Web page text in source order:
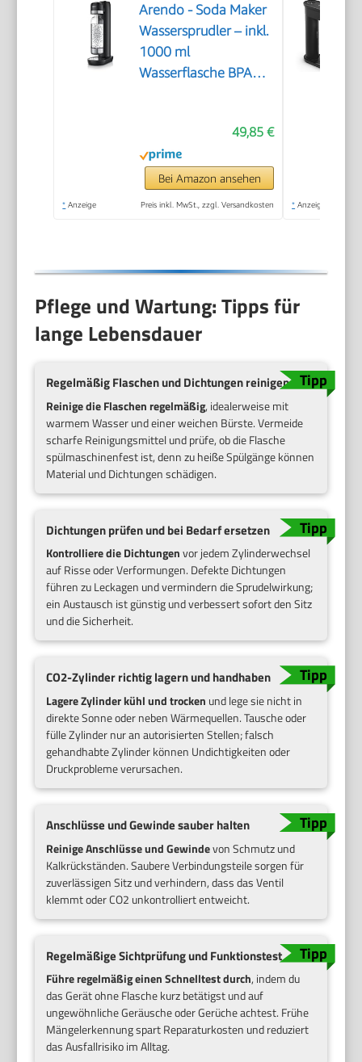
Arendo - Soda Maker
Wassersprudler – inkl.
1000 ml
Wasserflasche BPA
kompatibel mit 60 l
CO2 Zylindern
49,85 €
Bei Amazon ansehen
* Anzeige Preis inkl. MwSt., zzgl. Versandkosten * Anzeige
Pflege und Wartung: Tipps für
lange Lebensdauer
Regelmäßig Flaschen und Dichtungen reinigen
Reinige die Flaschen regelmäßig, idealerweise mit
warmem Wasser und einer weichen Bürste. Vermeide
scharfe Reinigungsmittel und prüfe, ob die Flasche
spülmaschinenfest ist, denn zu heiße Spülgänge können
Material und Dichtungen schädigen.
Dichtungen prüfen und bei Bedarf ersetzen
Kontrolliere die Dichtungenvor jedem Zylinderwechsel
auf Risse oder Verformungen. Defekte Dichtungen
führen zu Leckagen und vermindern die Sprudelwirkung;
ein Austausch ist günstig und verbessert sofort den Sitz
und die Sicherheit.
CO2-Zylinder richtig lagern und handhaben
Lagere Zylinder kühl und trocken und lege sie nicht in
direkte Sonne oder neben Wärmequellen. Tausche oder
fülle Zylinder nur an autorisierten Stellen; falsch
gehandhabte Zylinder können Undichtigkeiten oder
Druckprobleme verursachen.
Anschlüsse und Gewinde sauber halten
Reinige Anschlüsse und Gewindevon Schmutz und
Kalkrückständen. Saubere Verbindungsteile sorgen für
zuverlässigen Sitz und verhindern, dass das Ventil
klemmt oder CO2 unkontrolliert entweicht.
Regelmäßige Sichtprüfung und Funktionstest
Führe regelmäßig einen Schnelltest durch, indem du
das Gerät ohne Flasche kurz betätigst und auf
ungewöhnliche Geräusche oder Gerüche achtest. Frühe
Mängelerkennung spart Reparaturkosten und reduziert
das Ausfallrisiko im Alltag.